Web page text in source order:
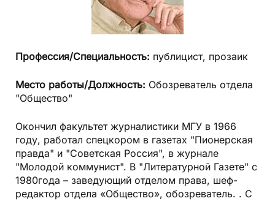
Профессия/Специальность: публицист, прозаик
Место работы/Должность: Обозреватель отдела
"Общество"
Окончил факультет журналистики МГУ в 1966
году, работал спецкором в газетах "Пионерская
правда" и "Советская Россия", в журнале
"Молодой коммунист". В "Литературной Газете" с
1980года – заведующий отделом права, шеф-
редактор отдела «Общество», обозреватель. . С